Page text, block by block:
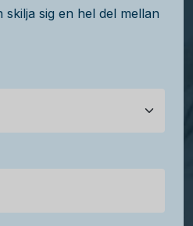
sig en hel del mellan